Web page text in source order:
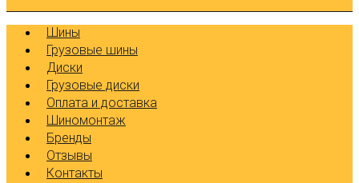
Шины
Грузовые шины
Диски
Грузовые диски
Оплата и доставка
Шиномонтаж
Бренды
Отзывы
Контакты